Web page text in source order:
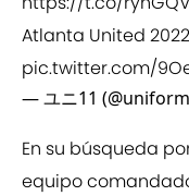
Atlanta United
pic.twitter.com/
— ユニ11
En su búsqueda
equipo